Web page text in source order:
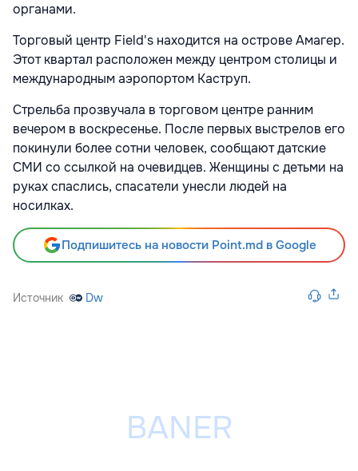
органами.
Торговый центр Field's находится на острове Амагер.
Этот квартал расположен между центром столицы и
международным аэропортом Каструп.
Стрельба прозвучала в торговом центре ранним
вечером в воскресенье. После первых выстрелов его
покинули более сотни человек, сообщают датские
СМИ со ссылкой на очевидцев. Женщины с детьми на
руках спаслись, спасатели унесли людей на
носилках.
Подпишитесь на новости Point.md в Google
Источник Dw